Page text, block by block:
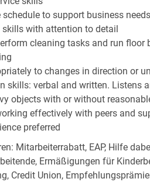
to support business needs
with attention to detail
cleaning tasks and run floor
to changes in direction or
skills: verbal and written. Listens
objects with or without
effectively with peers and
preferred
Mitarbeiterrabatt, EAP, Hilfe
Ermäßigungen für
Credit Union,